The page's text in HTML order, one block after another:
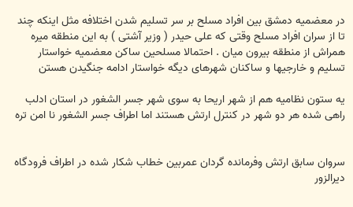
در معضمیه دمشق بین افراد مسلح بر سر تسلیم شدن اختلافه مثل اینکه چند
تا از سران افراد مسلح وقتی که علی حیدر ( وزیر آشتی ) به این منطقه میره
همراش از منطقه بیرون میان . احتمالا مسلحین ساکن معضمیه خواستار
تسلیم و خارجیها و ساکنان شهرهای دیگه خواستار ادامه جنگیدن هستن
یه ستون نظامیه هم از شهر اریحا به سوی شهر جسر الشغور در استان ادلب
راهی شده هر دو شهر در کنترل ارتش هستند اما اطراف جسر الشغور نا امن تره
سروان سابق ارتش وفرمانده گردان عمربین خطاب شکار شده در اطراف فرودگاه
دیرالزور